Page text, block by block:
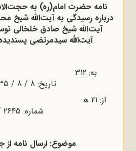
نامه حضرت امام(ره) به
درباره رسیدگی به آیت‌الله شیخ
آیت‌الله شیخ صادق خلخالی
آیت‌الله سیدمرتضی پسندیده
تاریخ: 8 / 8 / 2535 [1355]
از:
شماره: 2645 / 21 ﻫ
موضوع: ارسال نامه